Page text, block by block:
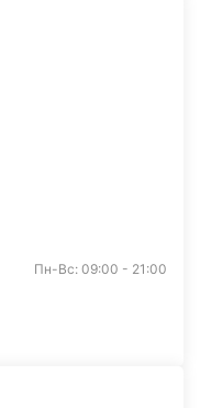
Пн-Вс: 09:00 - 21:00